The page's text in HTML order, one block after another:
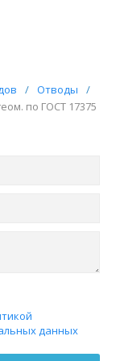
/ Отводы
/
по ГОСТ 17375
данных